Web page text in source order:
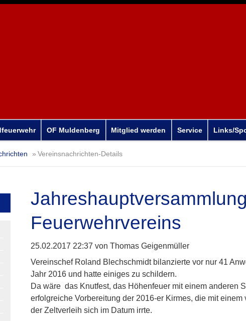
OF Muldenberg Mitglied werden Service Links/
Vereinsnachrichten-Details
Feuerwehrvereins
25.02.2017 22:37 von Thomas Geigenmüller
Vereinschef Roland Blechschmidt bilanzierte vor nur 41
Jahr 2016 und hatte einiges zu schildern.
Da wäre das Knutfest, das Höhenfeuer mit einem anderen
erfolgreiche Vorbereitung der 2016-er Kirmes, die mit
der Zeltverleih sich im Datum irrte.